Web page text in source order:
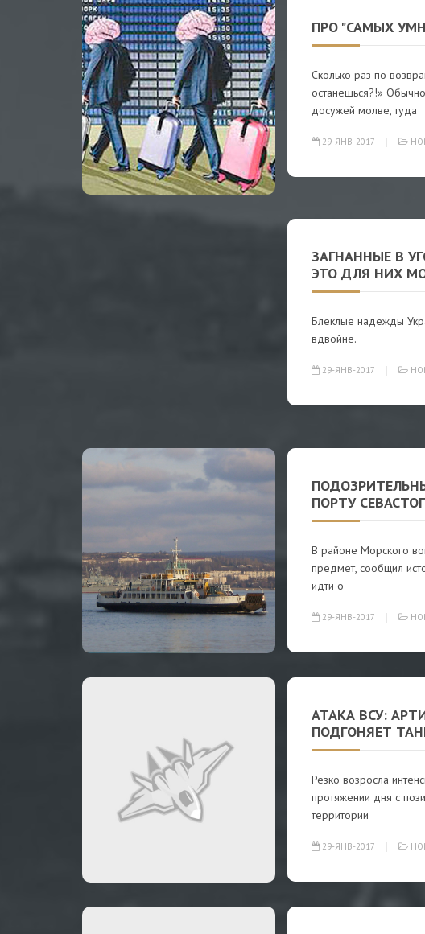
ПРО "САМЫХ
Сколько раз по
останешься?!»
досужей молве, туда
29-ЯНВ-2017
ЗАГНАННЫЕ В
ЭТО ДЛЯ НИХ
Блеклые надежды
вдвойне.
29-ЯНВ-2017
ПОРТУ
В районе Морского
предмет, сообщил
идти о
29-ЯНВ-2017
АТАКА ВСУ:
ПОДГОНЯЕТ
Резко возросла
протяжении дня с
территории
29-ЯНВ-2017